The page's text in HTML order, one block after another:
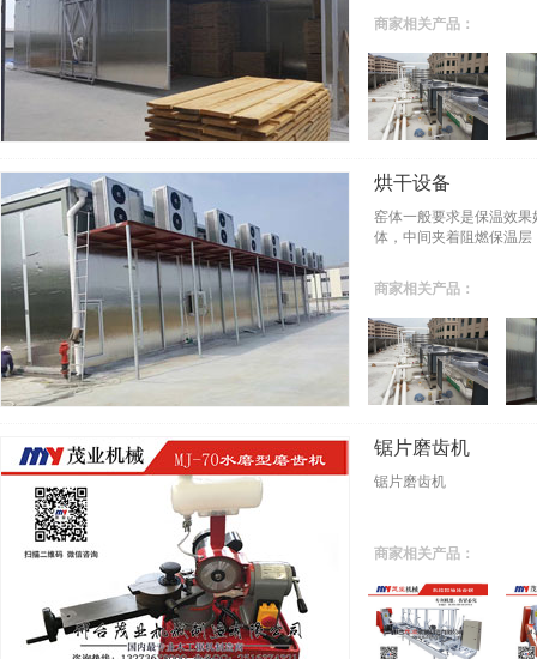
商家相关产品：
烘干设备
窑体一般要求是保温效
体，中间夹着阻燃保温层
商家相关产品：
锯片磨齿机
锯片磨齿机
商家相关产品：